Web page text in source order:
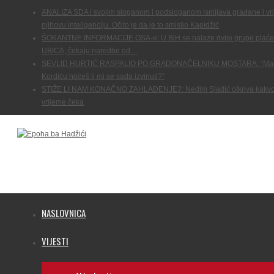
ANALIZA SDA i svojim sloganom i podsloganom ismijava građane i
njihovu inteligenciju. Očito je da je to smislio Kapidžić
ŠOKANTNE INFORMACIJE OSA-e: U BiH se nalaze dvije grupe
UBICA, čekaju naredbe od…
SEVLID HURTIĆ RASPALIO PO GRADONAČELNIKU MOSTARA:
Kordiću hoćeš li mi se sada izvinuti?”
STIŽE LI NAM KONAČNO ZAHLAĐENJE?: Nedim Sladić otkriva
vrijeme čeka
NASLOVNICA
VIJESTI